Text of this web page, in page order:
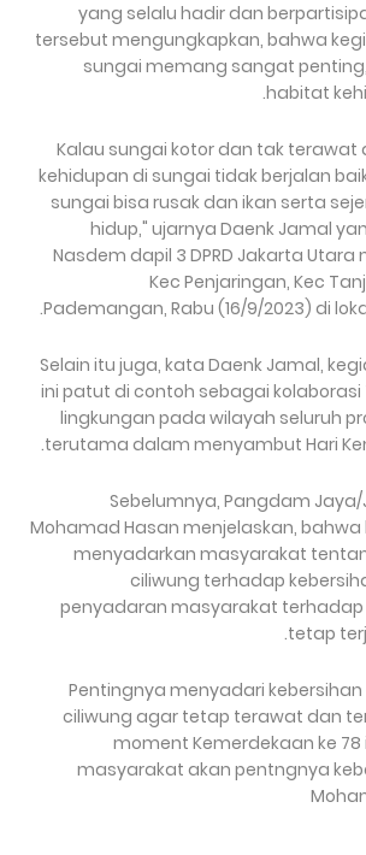
yang selalu hadir dan
tersebut mengungkapkan, bahwa
sungai memang sangat
habitat
"Kalau sungai kotor dan tak
kehidupan di sungai tidak berjalan
sungai bisa rusak dan ikan serta
hidup," ujarnya Daenk Jamal
Nasdem dapil 3 DPRD Jakarta
Kec Penjaringan, Kec
Pademangan, Rabu (16/9/2023) di
Selain itu juga, kata Daenk Jamal,
ini patut di contoh sebagai kolaborasi
lingkungan pada wilayah seluruh
terutama dalam menyambut Hari
Sebelumnya, Pangdam
Mohamad Hasan menjelaskan,
menyadarkan masyarakat
ciliwung terhadap
penyadaran masyarakat terhadap
tetap
"Pentingnya menyadari
ciliwung agar tetap terawat dan
moment Kemerdekaan ke
masyarakat akan pentngnya